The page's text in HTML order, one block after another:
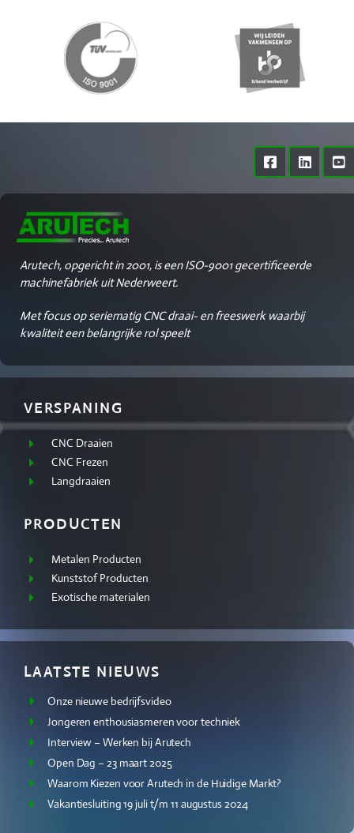
Arutech, opgericht in 2001, is een ISO-9001 gecertificeerde
machinefabriek uit Nederweert.
Met focus op seriematig CNC draai- en freeswerk waarbij
kwaliteit een belangrijke rol speelt
VERSPANING
CNC Draaien
CNC Frezen
Langdraaien
PRODUCTEN
Metalen Producten
Kunststof Producten
Exotische materialen
LAATSTE NIEUWS
Onze nieuwe bedrijfsvideo
Jongeren enthousiasmeren voor techniek
Interview – Werken bij Arutech
Open Dag – 23 maart 2025
Waarom Kiezen voor Arutech in de Huidige Markt?
Vakantiesluiting 19 juli t/m 11 augustus 2024